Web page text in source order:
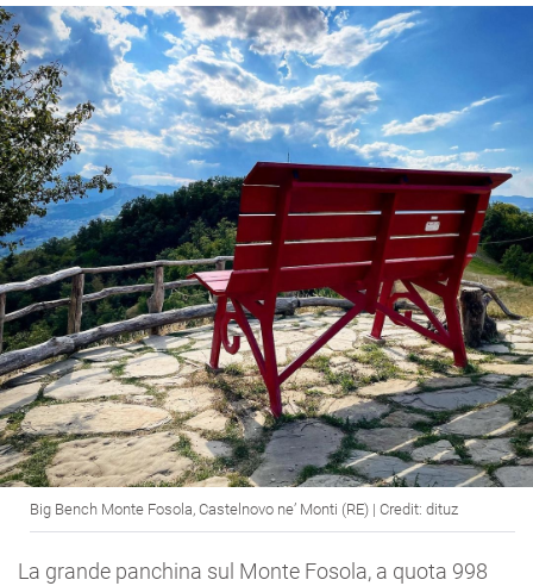
Big Bench Monte Fosola, Castelnovo ne’ Monti (RE) | Credit: dituz
La grande panchina sul Monte Fosola, a quota 998